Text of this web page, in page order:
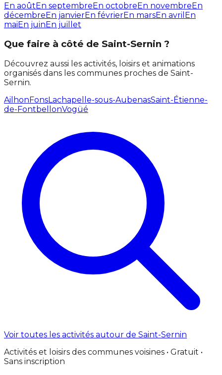
En aoûtEn septembreEn octobreEn novembreEn
décembreEn janvierEn févrierEn marsEn avril En
maiEn juinEn juillet
Que faire à côté de Saint-Sernin ?
Découvrez aussi les activités, loisirs et animations
organisés dans les communes proches de Saint-
Sernin.
AilhonFonsLachapelle-sous-AubenasSaint-Étienne-
de-FontbellonVogüé
Voir toutes les activités autour de Saint-Sernin
Activités et loisirs des communes voisines • Gratuit •
Sans inscription